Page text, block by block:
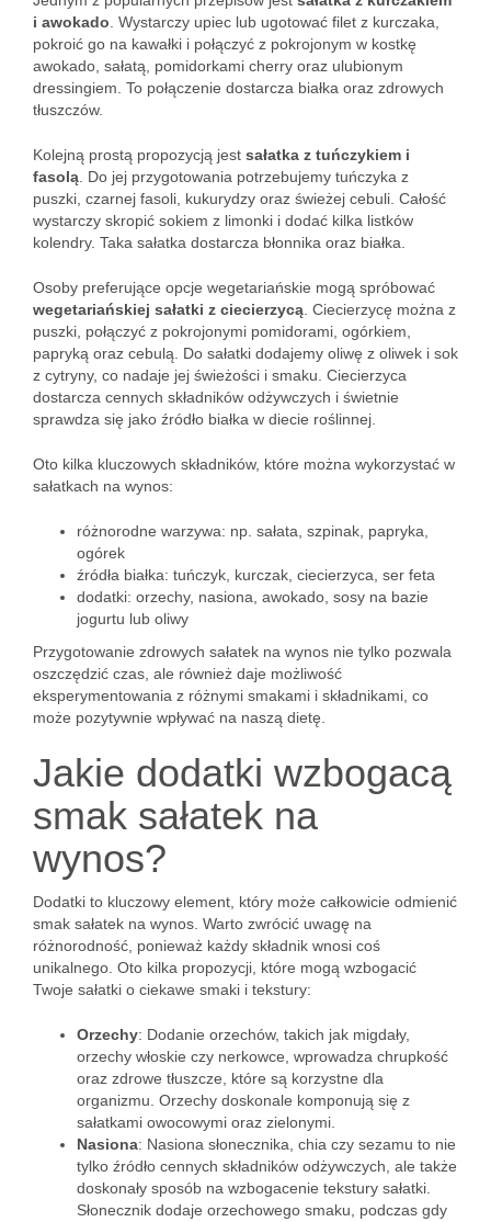
i awokado . Wystarczy upiec lub ugotować filet z kurczaka,
pokroić go na kawałki i połączyć z pokrojonym w kostkę
awokado, sałatą, pomidorkami cherry oraz ulubionym
dressingiem. To połączenie dostarcza białka oraz zdrowych
tłuszczów.
Kolejną prostą propozycją jest sałatka z tuńczykiem i
fasolą . Do jej przygotowania potrzebujemy tuńczyka z
puszki, czarnej fasoli, kukurydzy oraz świeżej cebuli. Całość
wystarczy skropić sokiem z limonki i dodać kilka listków
kolendry. Taka sałatka dostarcza błonnika oraz białka.
Osoby preferujące opcje wegetariańskie mogą spróbować
wegetariańskiej sałatki z ciecierzycą . Ciecierzycę można z
puszki, połączyć z pokrojonymi pomidorami, ogórkiem,
papryką oraz cebulą. Do sałatki dodajemy oliwę z oliwek i sok
z cytryny, co nadaje jej świeżości i smaku. Ciecierzyca
dostarcza cennych składników odżywczych i świetnie
sprawdza się jako źródło białka w diecie roślinnej.
Oto kilka kluczowych składników, które można wykorzystać w
sałatkach na wynos:
różnorodne warzywa: np. sałata, szpinak, papryka,
ogórek
źródła białka: tuńczyk, kurczak, ciecierzyca, ser feta
dodatki: orzechy, nasiona, awokado, sosy na bazie
jogurtu lub oliwy
Przygotowanie zdrowych sałatek na wynos nie tylko pozwala
oszczędzić czas, ale również daje możliwość
eksperymentowania z różnymi smakami i składnikami, co
może pozytywnie wpływać na naszą dietę.
Jakie dodatki wzbogacą
smak sałatek na
wynos?
Dodatki to kluczowy element, który może całkowicie odmienić
smak sałatek na wynos. Warto zwrócić uwagę na
różnorodność, ponieważ każdy składnik wnosi coś
unikalnego. Oto kilka propozycji, które mogą wzbogacić
Twoje sałatki o ciekawe smaki i tekstury:
Orzechy: Dodanie orzechów, takich jak migdały,
orzechy włoskie czy nerkowce, wprowadza chrupkość
oraz zdrowe tłuszcze, które są korzystne dla
organizmu. Orzechy doskonale komponują się z
sałatkami owocowymi oraz zielonymi.
Nasiona: Nasiona słonecznika, chia czy sezamu to nie
tylko źródło cennych składników odżywczych, ale także
doskonały sposób na wzbogacenie tekstury sałatki.
Słonecznik dodaje orzechowego smaku, podczas gdy